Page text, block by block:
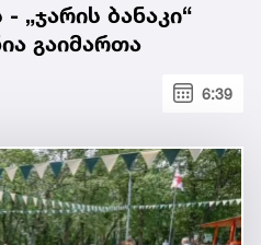
„ჯარის ბანაკი“
გაიმართა
6:39